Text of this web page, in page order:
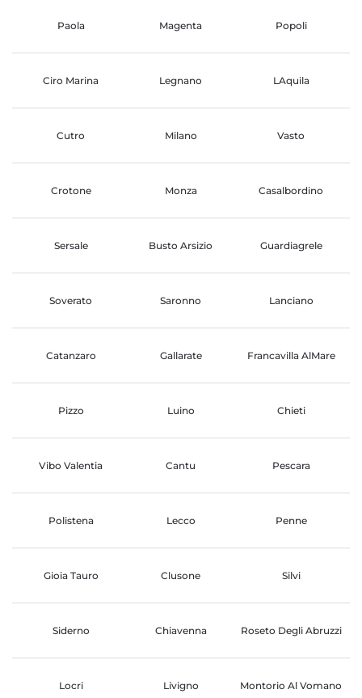
Paola Magenta Popoli
Ciro Marina Legnano LAquila
Cutro Milano Vasto
Crotone Monza Casalbordino
Sersale Busto Arsizio Guardiagrele
Soverato Saronno Lanciano
Catanzaro Gallarate Francavilla AlMare
Pizzo Luino Chieti
Vibo Valentia Cantu Pescara
Polistena Lecco Penne
Gioia Tauro Clusone Silvi
Siderno Chiavenna Roseto Degli Abruzzi
Locri Livigno Montorio Al Vomano